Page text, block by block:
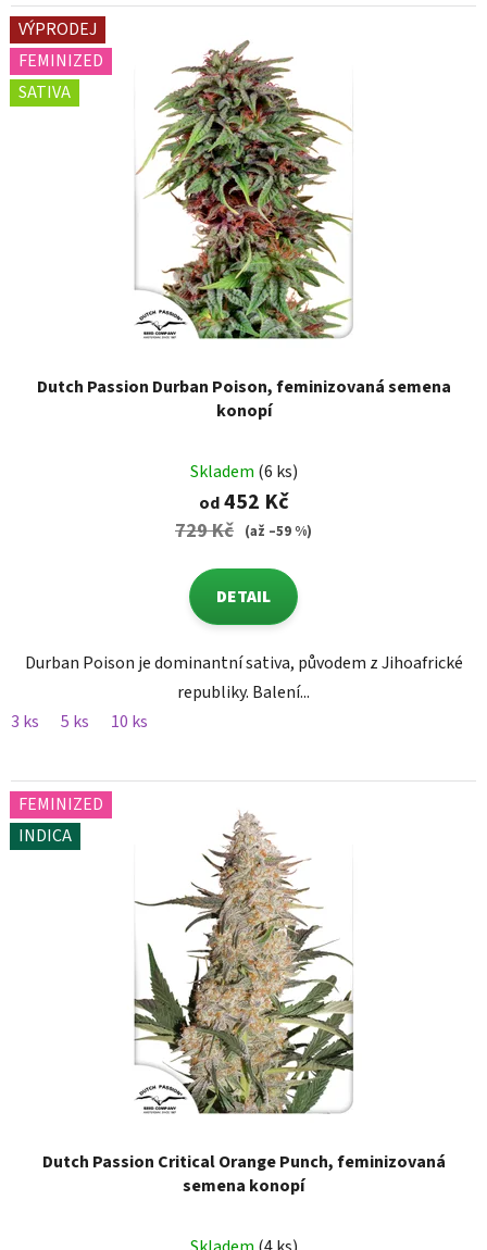
VÝPRODEJ
FEMINIZED
SATIVA
Dutch Passion Durban Poison, feminizovaná semena
konopí
Skladem (6 ks)
od452 Kč
729 Kč (až –59 %)
DETAIL
Durban Poison je dominantní sativa, původem z Jihoafrické
republiky. Balení...
3 ks
5 ks 10 ks
FEMINIZED
INDICA
Dutch Passion Critical Orange Punch, feminizovaná
semena konopí